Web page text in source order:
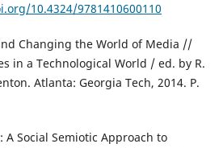
10.4324/9781410600110
Changing the World of Media //
in a Technological World / ed. by R.
Atlanta: Georgia Tech, 2014. P.
Social Semiotic Approach to